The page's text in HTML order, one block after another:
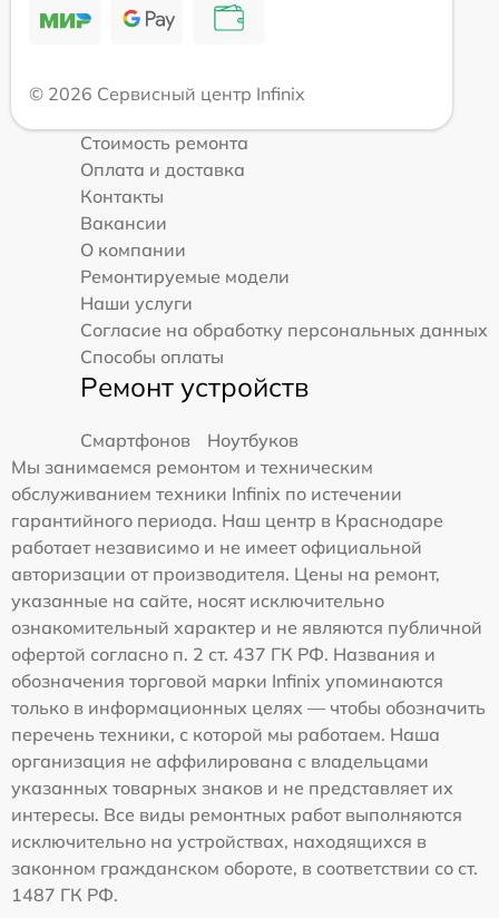
© 2026 Сервисный центр Infinix
Стоимость ремонта
Оплата и доставка
Контакты
Вакансии
О компании
Ремонтируемые модели
Наши услуги
Согласие на обработку персональных данных
Способы оплаты
Ремонт устройств
Смартфонов
Ноутбуков
Мы занимаемся ремонтом и техническим
обслуживанием техники Infinix по истечении
гарантийного периода. Наш центр в Краснодаре
работает независимо и не имеет официальной
авторизации от производителя. Цены на ремонт,
указанные на сайте, носят исключительно
ознакомительный характер и не являются публичной
офертой согласно п. 2 ст. 437 ГК РФ. Названия и
обозначения торговой марки Infinix упоминаются
только в информационных целях — чтобы обозначить
перечень техники, с которой мы работаем. Наша
организация не аффилирована с владельцами
указанных товарных знаков и не представляет их
интересы. Все виды ремонтных работ выполняются
исключительно на устройствах, находящихся в
законном гражданском обороте, в соответствии со ст.
1487 ГК РФ.